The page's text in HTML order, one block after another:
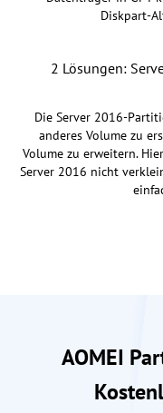
Diskpart-
2 Lösungen:
Die Server 2016-
anderes Volume zu
Volume zu erweitern.
Server 2016 nicht
AOMEI